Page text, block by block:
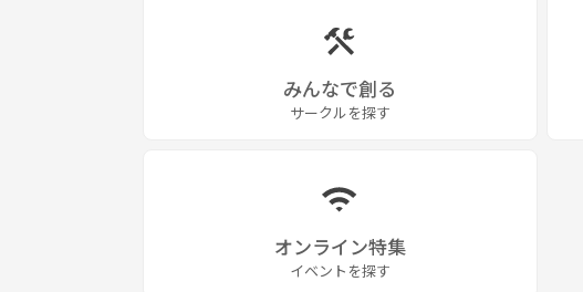
みんなで創る
サークルを探す
オンライン特集
イベントを探す